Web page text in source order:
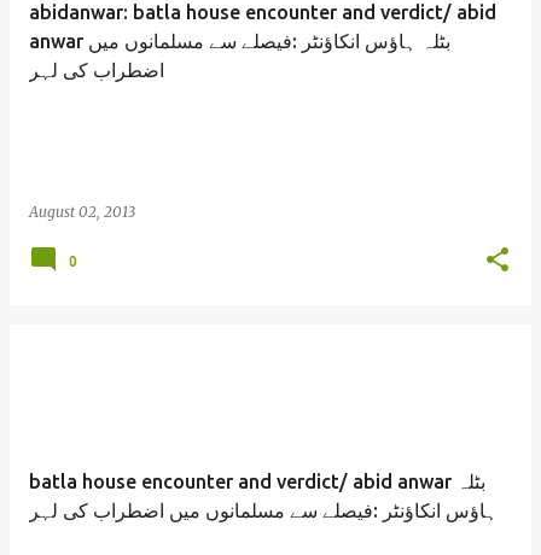
abidanwar: batla house encounter and verdict/ abid
anwar بٹلہ ہاؤس انکاؤنٹر :فیصلے سے مسلمانوں میں
اضطراب کی لہر
August 02, 2013
0
batla house encounter and verdict/ abid anwar بٹلہ
ہاؤس انکاؤنٹر :فیصلے سے مسلمانوں میں اضطراب کی لہر